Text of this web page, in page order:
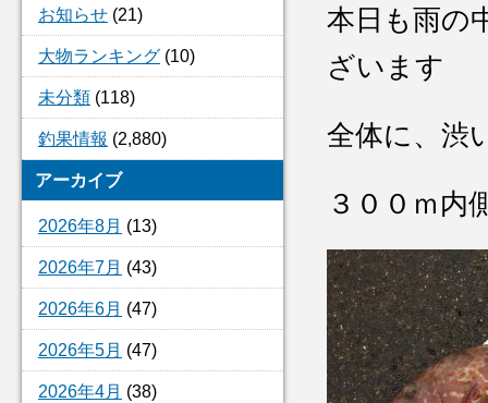
お知らせ (21)
大物ランキング (10)
未分類 (118)
釣果情報 (2,880)
アーカイブ
2026年8月 (13)
2026年7月 (43)
2026年6月 (47)
2026年5月 (47)
2026年4月 (38)
本日も雨の
ざいます
全体に、渋
３００ｍ